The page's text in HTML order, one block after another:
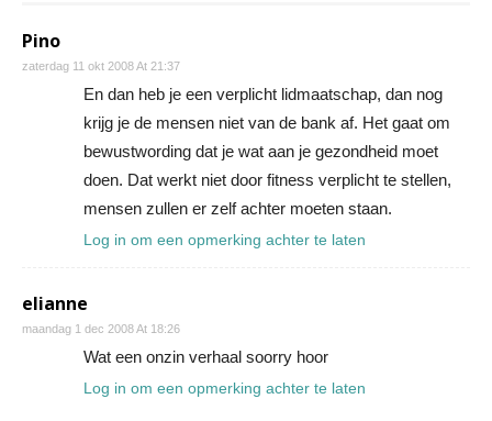
Pino
zaterdag 11 okt 2008 At 21:37
En dan heb je een verplicht lidmaatschap, dan nog
krijg je de mensen niet van de bank af. Het gaat om
bewustwording dat je wat aan je gezondheid moet
doen. Dat werkt niet door fitness verplicht te stellen,
mensen zullen er zelf achter moeten staan.
Log in om een opmerking achter te laten
elianne
maandag 1 dec 2008 At 18:26
Wat een onzin verhaal soorry hoor
Log in om een opmerking achter te laten